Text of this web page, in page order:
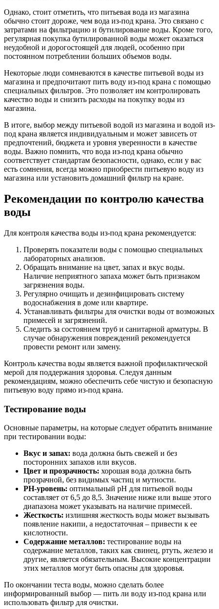
Однако, стоит отметить, что питьевая вода из магазина
обычно стоит дороже, чем вода из-под крана. Это связано с
затратами на фильтрацию и бутилирование воды. Кроме того,
регулярная покупка бутилированной воды может оказаться
неудобной и дорогостоящей для людей, особенно при
постоянном потреблении больших объемов воды.
Некоторые люди сомневаются в качестве питьевой воды из
магазина и предпочитают пить воду из-под крана с помощью
специальных фильтров. Это позволяет им контролировать
качество воды и снизить расходы на покупку воды из
магазина.
В итоге, выбор между питьевой водой из магазина и водой из-
под крана является индивидуальным и может зависеть от
предпочтений, бюджета и уровня уверенности в качестве
воды. Важно помнить, что вода из-под крана обычно
соответствует стандартам безопасности, однако, если у вас
есть сомнения, всегда можно приобрести питьевую воду из
магазина или установить домашний фильтр на кране.
Рекомендации по контролю качества
воды
Для контроля качества воды из-под крана рекомендуется:
Проверять показатели воды с помощью специальных
лабораторных анализов.
Обращать внимание на цвет, запах и вкус воды.
Наличие неприятного запаха может быть признаком
загрязнения воды.
Регулярно очищать и дезинфицировать систему
водоснабжения в доме или квартире.
Устанавливать фильтры для очистки воды от возможных
примесей и загрязнений.
Следить за состоянием труб и санитарной арматуры. В
случае обнаружения повреждений рекомендуется
провести ремонт или замену.
Контроль качества воды является важной профилактической
мерой для поддержания здоровья. Следуя данным
рекомендациям, можно обеспечить себе чистую и безопасную
питьевую воду прямо из-под крана.
Тестирование воды
Основные параметры, на которые следует обратить внимание
при тестировании воды:
Вкус и запах: вода должна быть свежей и без
посторонних запахов или вкусов.
Цвет и прозрачность: хорошая вода должна быть
прозрачной, без видимых частиц и мутности.
РН-уровень: оптимальный рН для питьевой воды
составляет от 6,5 до 8,5. Значение ниже или выше этого
диапазона может указывать на наличие примесей.
Жесткость: излишняя жесткость воды может вызывать
появление накипи, а недостаточная – привести к ее
кислотности.
Содержание металлов: тестирование воды на
содержание металлов, таких как свинец, ртуть, железо и
другие, является обязательным. Высокие концентрации
этих металлов могут быть опасны для здоровья.
По окончании теста воды, можно сделать более
информированный выбор — пить ли воду из-под крана или
использовать фильтр для очистки.